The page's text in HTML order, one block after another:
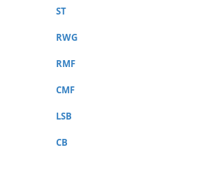
ST
RWG
RMF
CMF
LSB
CB